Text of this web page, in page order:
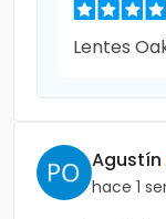
Lentes
Agustín
hace 1